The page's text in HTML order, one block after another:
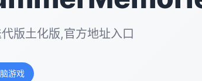
版土化版,官方地址入口
游戏